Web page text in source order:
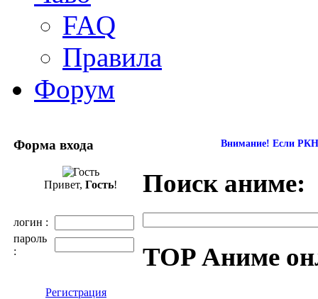
FAQ
Правила
Форум
Форма входа
Привет,Гость!
логин :
пароль
:
Регистрация
Внимание! Если РКН
Поиск аниме:
TOP Аниме